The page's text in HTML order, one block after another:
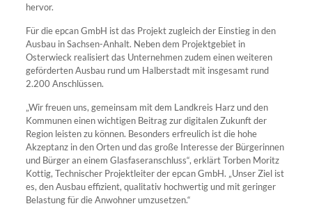
hervor.
Für die epcan GmbH ist das Projekt zugleich der Einstieg in den
Ausbau in Sachsen-Anhalt. Neben dem Projektgebiet in
Osterwieck realisiert das Unternehmen zudem einen weiteren
geförderten Ausbau rund um Halberstadt mit insgesamt rund
2.200 Anschlüssen.
„Wir freuen uns, gemeinsam mit dem Landkreis Harz und den
Kommunen einen wichtigen Beitrag zur digitalen Zukunft der
Region leisten zu können. Besonders erfreulich ist die hohe
Akzeptanz in den Orten und das große Interesse der Bürgerinnen
und Bürger an einem Glasfaseranschluss“, erklärt Torben Moritz
Kottig, Technischer Projektleiter der epcan GmbH. „Unser Ziel ist
es, den Ausbau effizient, qualitativ hochwertig und mit geringer
Belastung für die Anwohner umzusetzen.“